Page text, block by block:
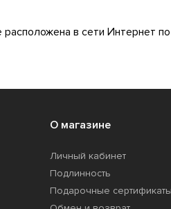
в сети Интернет
О магазине
Личный кабинет
Подлинность
Подарочные сертификаты